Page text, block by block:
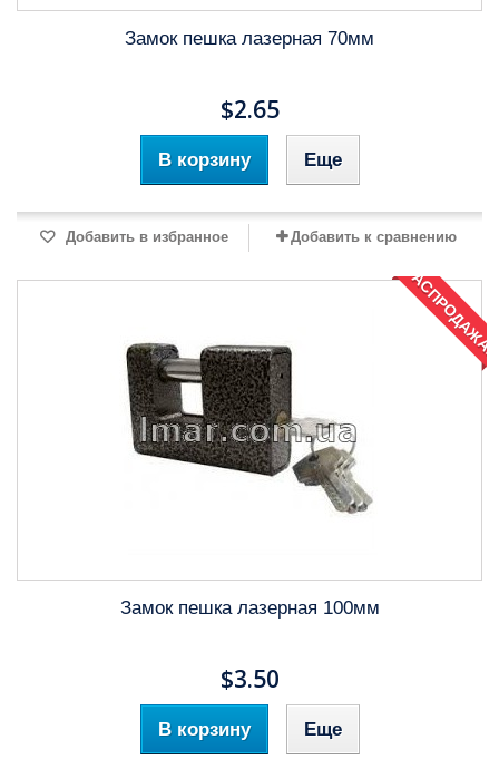
Замок пешка лазерная 70мм
$2.65
В корзину Еще
Добавить в избранное Добавить к сравнению
РАСПРОДАЖА!
Замок пешка лазерная 100мм
$3.50
В корзину Еще